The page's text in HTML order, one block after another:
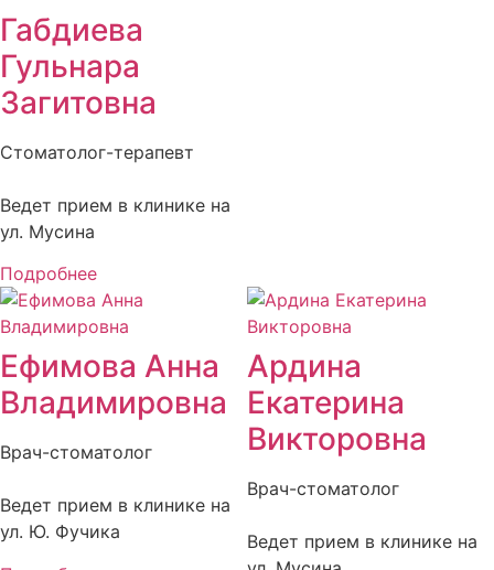
Габдиева
Гульнара
Загитовна
Стоматолог-терапевт
Ведет прием в клинике на
ул. Мусина
Подробнее
Ефимова Анна
Владимировна
Врач-стоматолог
Ведет прием в клинике на
ул. Ю. Фучика
Ардина
Екатерина
Викторовна
Врач-стоматолог
Ведет прием в клинике на